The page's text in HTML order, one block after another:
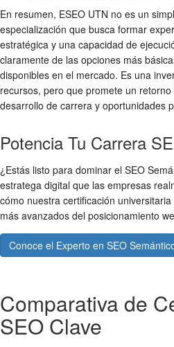
En resumen, ESEO UTN no es un
especialización que busca formar
estratégica y una capacidad de
claramente de las opciones más
disponibles en el mercado. Es una
recursos, pero que promete un
desarrollo de carrera y oportunidades
Potencia Tu Carrera
¿Estás listo para dominar el SEO
estratega digital que las empresas
cómo nuestra certificación
más avanzados del posicionamiento
Conoce el Experto en SEO
Comparativa de
SEO Clave